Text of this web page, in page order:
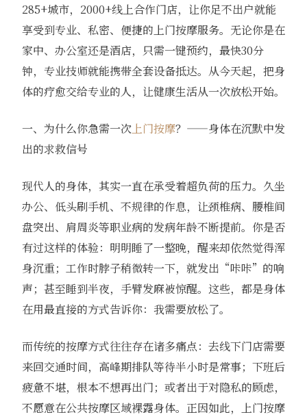
285+城市，2000+线上合作门店，让你足不出户就能
享受到专业、私密、便捷的上门按摩服务。无论你是在
家中、办公室还是酒店，只需一键预约，最快30分
钟，专业技师就能携带全套设备抵达。从今天起，把身
体的疗愈交给专业的人，让健康生活从一次放松开始。
一、为什么你急需一次上门按摩？——身体在沉默中发
出的求救信号
现代人的身体，其实一直在承受着超负荷的压力。久坐
办公、低头刷手机、不规律的作息，让颈椎病、腰椎间
盘突出、肩周炎等职业病的发病年龄不断提前。你是否
有过这样的体验：明明睡了一整晚，醒来却依然觉得浑
身沉重；工作时脖子稍微转一下，就发出“咔咔”的响
声；甚至睡到半夜，手臂发麻被惊醒。这些，都是身体
在用最直接的方式告诉你：我需要放松了。
而传统的按摩方式往往存在诸多痛点：去线下门店需要
来回交通时间，高峰期排队等待半小时是常事；下班后
疲惫不堪，根本不想再出门；或者出于对隐私的顾虑，
不愿意在公共按摩区域裸露身体。正因如此，上门按摩